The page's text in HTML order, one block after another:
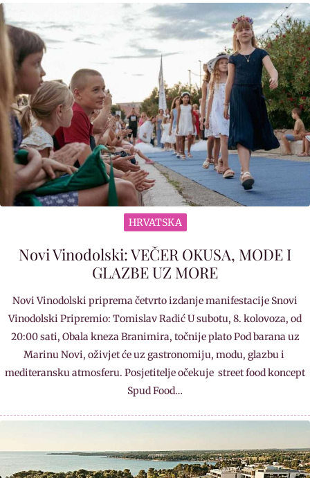
HRVATSKA
Novi Vinodolski: VEČER OKUSA, MODE I
GLAZBE UZ MORE
Novi Vinodolski priprema četvrto izdanje manifestacije Snovi
Vinodolski Pripremio: Tomislav Radić U subotu, 8. kolovoza, od
20:00 sati, Obala kneza Branimira, točnije plato Pod barana uz
Marinu Novi, oživjet će uz gastronomiju, modu, glazbu i
mediteransku atmosferu. Posjetitelje očekuje street food koncept
Spud Food…